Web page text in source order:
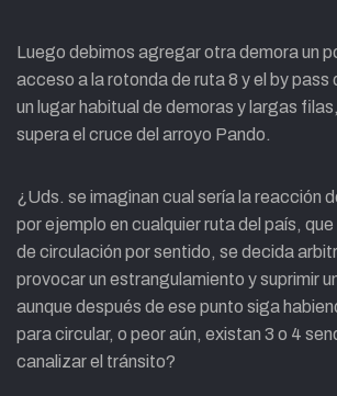
Luego debimos agregar otra demora un
acceso a la rotonda de ruta 8 y el by pass
un lugar habitual de demoras y largas
supera el cruce del arroyo Pando.
¿Uds. se imaginan cual sería la reacción
por ejemplo en cualquier ruta del país,
de circulación por sentido, se decida
provocar un estrangulamiento y suprimir
aunque después de ese punto siga
para circular, o peor aún, existan 3 o 4
canalizar el tránsito?